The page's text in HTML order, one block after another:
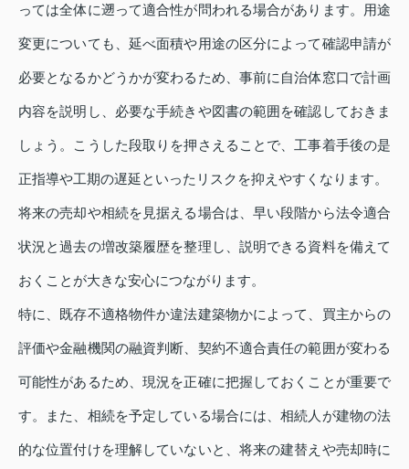
っては全体に遡って適合性が問われる場合があります。用途
変更についても、延べ面積や用途の区分によって確認申請が
必要となるかどうかが変わるため、事前に自治体窓口で計画
内容を説明し、必要な手続きや図書の範囲を確認しておきま
しょう。こうした段取りを押さえることで、工事着手後の是
正指導や工期の遅延といったリスクを抑えやすくなります。
将来の売却や相続を見据える場合は、早い段階から法令適合
状況と過去の増改築履歴を整理し、説明できる資料を備えて
おくことが大きな安心につながります。
特に、既存不適格物件か違法建築物かによって、買主からの
評価や金融機関の融資判断、契約不適合責任の範囲が変わる
可能性があるため、現況を正確に把握しておくことが重要で
す。また、相続を予定している場合には、相続人が建物の法
的な位置付けを理解していないと、将来の建替えや売却時に